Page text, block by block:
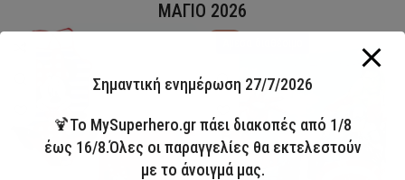
ΜΑΓΙΟ 2026
Σημαντική ενημέρωση 27/7/2026
🍹Το MySuperhero.gr πάει διακοπές από 1/8
έως 16/8.Όλες οι παραγγελίες θα εκτελεστούν
με το άνοιγμά μας.